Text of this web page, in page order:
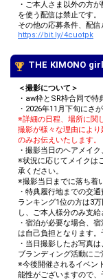
・ご本人さま以外の方
を使う配信は禁止です。
その他の応募条件、配信
https://bit.ly/4cuotpk
THE KIMONO
＜撮影について＞
・aw枠とSR枠合同で特
・2026年11月下旬にさ
※詳細の日程、場所に関
撮影が様々な理由によ
のみお伝えいたします。
・撮影当日のヘアメイ
※状況に応じてメイクは
承ください。
※撮影当日までに落ち着
・特典履行地までの交
ランキング1位の方は3
し、ご本人様分のみ支給
・宿泊が必要な場合、
は自己負担となります。
・当日撮影したお写真
ブランディング活動にご
※今後開催されるイベン
能性がございますので、